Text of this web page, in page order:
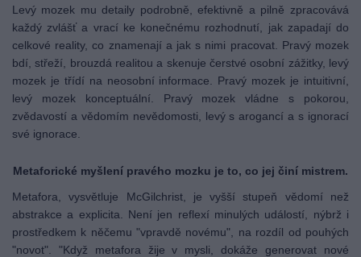
Levý mozek mu detaily podrobně, efektivně a pilně zpracovává
každý zvlášť a vrací ke konečnému rozhodnutí, jak zapadají do
celkové reality, co znamenají a jak s nimi pracovat. Pravý mozek
bdí, střeží, brouzdá realitou a skenuje čerstvé osobní zážitky, levý
mozek je třídí na neosobní informace. Pravý mozek je intuitivní,
levý mozek konceptuální. Pravý mozek vládne s pokorou,
zvědavostí a vědomím nevědomosti, levý s arogancí a s ignorací
své ignorace.
Metaforické myšlení pravého mozku je to, co jej činí mistrem.
Metafora, vysvětluje McGilchrist, je vyšší stupeň vědomí než
abstrakce a explicita. Není jen reflexí minulých událostí, nýbrž i
prostředkem k něčemu "vpravdě novému", na rozdíl od pouhých
"novot". "Když metafora žije v mysli, dokáže generovat nové